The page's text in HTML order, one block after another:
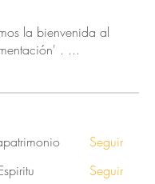
la bienvenida al
. ...
Seguir
Seguir